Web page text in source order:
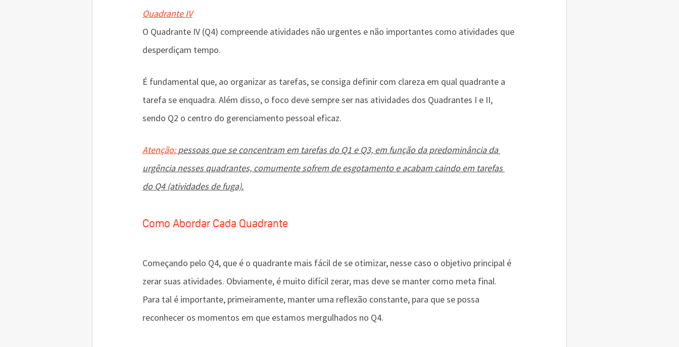
Quadrante IV
O Quadrante IV (Q4) compreende atividades não urgentes e não importantes como atividades que
desperdiçam tempo.
É fundamental que, ao organizar as tarefas, se consiga definir com clareza em qual quadrante a
tarefa se enquadra. Além disso, o foco deve sempre ser nas atividades dos Quadrantes I e II,
sendo Q2 o centro do gerenciamento pessoal eficaz.
Atenção: pessoas que se concentram em tarefas do Q1 e Q3, em função da predominância da
urgência nesses quadrantes, comumente sofrem de esgotamento e acabam caindo em tarefas
do Q4 (atividades de fuga).
Como Abordar Cada Quadrante
Começando pelo Q4, que é o quadrante mais fácil de se otimizar, nesse caso o objetivo principal é
zerar suas atividades. Obviamente, é muito difícil zerar, mas deve se manter como meta final.
Para tal é importante, primeiramente, manter uma reflexão constante, para que se possa
reconhecer os momentos em que estamos mergulhados no Q4.